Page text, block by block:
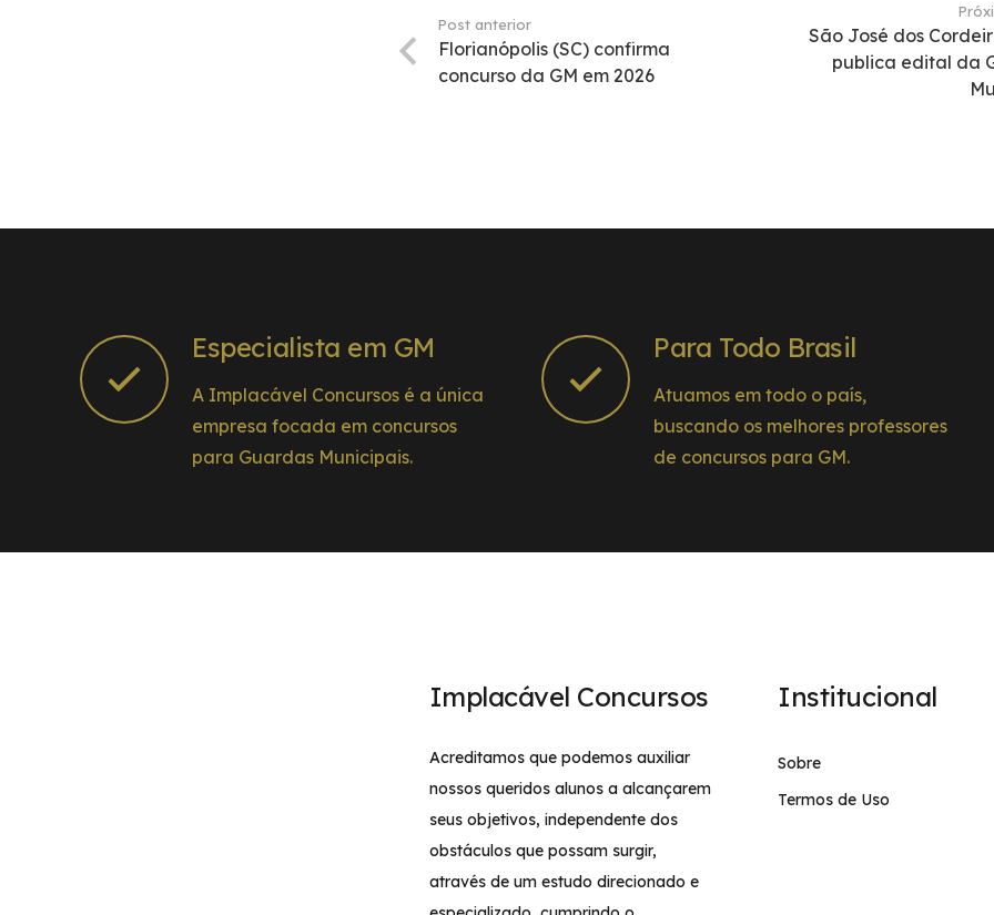
Post anterior
Florianópolis (SC) confirma
concurso da GM em 2026
São José dos
publica edital da
Especialista em GM
A Implacável Concursos é a única
empresa focada em concursos
para Guardas Municipais.
Para Todo Brasil
Atuamos em todo o país,
buscando os melhores professores
de concursos para GM.
Implacável Concursos
Acreditamos que podemos auxiliar
nossos queridos alunos a alcançarem
seus objetivos, independente dos
obstáculos que possam surgir,
através de um estudo direcionado e
Institucional
Sobre
Termos de Uso